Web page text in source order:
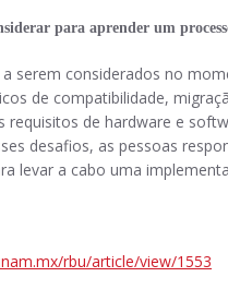
para aprender um
serem considerados no
de compatibilidade,
de hardware e
desafios, as pessoas
levar a cabo uma
rbu/article/view/1553